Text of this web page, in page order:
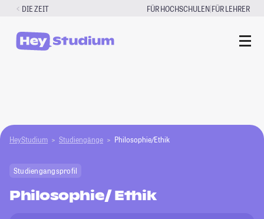
Zum
springen
DIE ZEIT FÜR HOCHSCHULEN|FÜR LEHRER
HeyStudium Studiengänge Philosophie/Ethik
Studiengangsprofil
Philosophie/ Ethik